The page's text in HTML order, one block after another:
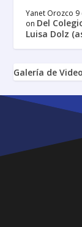
Yanet Orozco 9
on Del
Luisa Dolz
Galería de